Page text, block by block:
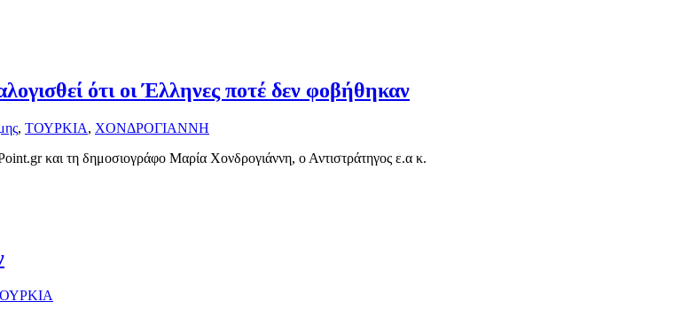
ότι οι Έλληνες ποτέ δεν φοβήθηκαν
, ΤΟΥΡΚΙΑ, ΧΟΝΔΡΟΓΙΑΝΝΗ
και τη δημοσιογράφο Μαρία Χονδρογιάννη, ο Αντιστράτηγος ε.α κ.